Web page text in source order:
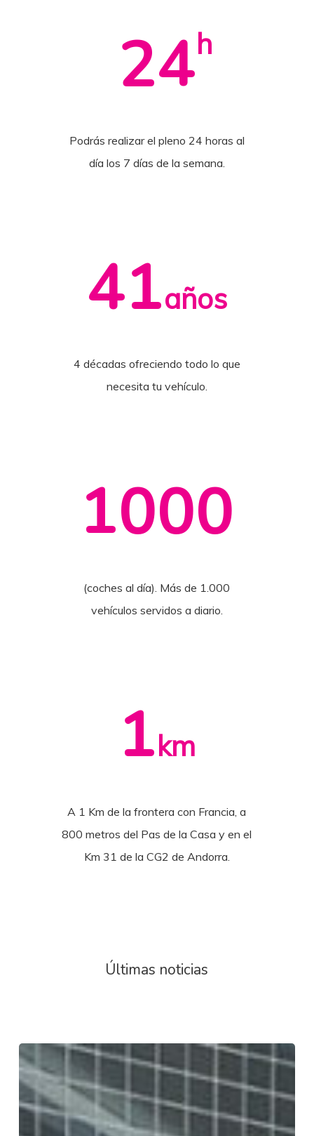
24h
Podrás realizar el pleno 24 horas al
día los 7 días de la semana.
41años
4 décadas ofreciendo todo lo que
necesita tu vehículo.
1000
(coches al día). Más de 1.000
vehículos servidos a diario.
1km
A 1 Km de la frontera con Francia, a
800 metros del Pas de la Casa y en el
Km 31 de la CG2 de Andorra.
Últimas noticias
Primera
estación
de
Andorra